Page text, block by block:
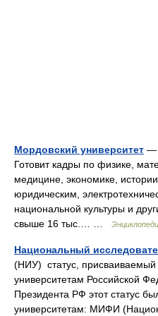
Мордовский университет —
Готовит кадры по физике,
медицине, экономике,
юридическим,
национальной культуры и
свыше 16 тыс.… …
Национальный
(НИУ) статус, присваиваемый
университетам Российской
Президента РФ этот статус
университетам: МИФИ